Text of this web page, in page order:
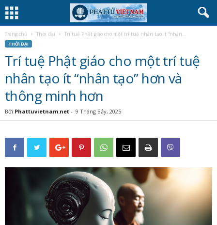
Trang chủ Thời đại Trí tuệ Phật giáo cho một trí tuệ nhân tạo ít “nhân...
THỜI ĐẠI
Trí tuệ Phật giáo cho một trí tuệ
nhân tạo ít “nhân tạo” hơn và
thông minh hơn
Bởi Phattuvietnam.net - 9 Tháng Bảy, 2025